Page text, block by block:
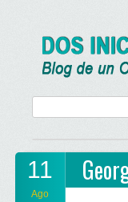
11
Ago